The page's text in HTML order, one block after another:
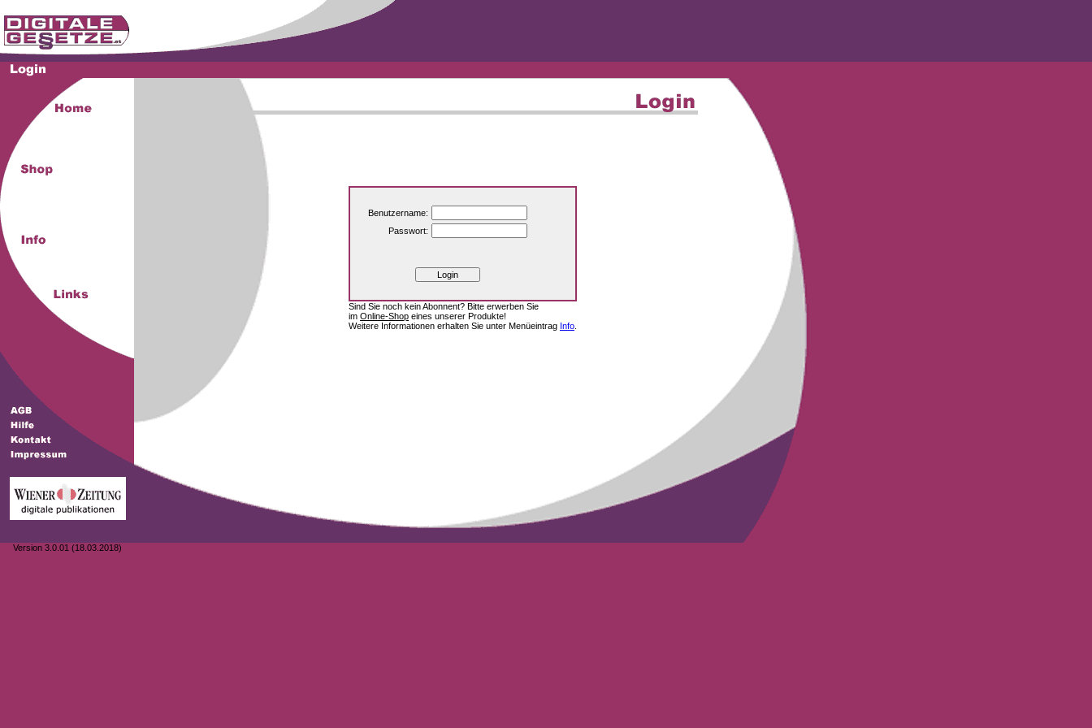
Version 3.0.01 (18.03.2018)
Benutzername:
Passwort:
Sind Sie noch kein Abonnent? Bitte erwerben Sie
im Online-Shop eines unserer Produkte!
Weitere Informationen erhalten Sie unter Menüeintrag Info